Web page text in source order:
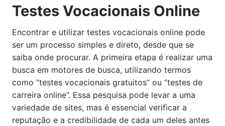
Testes Vocacionais Online
Encontrar e utilizar testes vocacionais online pode
ser um processo simples e direto, desde que se
saiba onde procurar. A primeira etapa é realizar uma
busca em motores de busca, utilizando termos
como “testes vocacionais gratuitos” ou “testes de
carreira online”. Essa pesquisa pode levar a uma
variedade de sites, mas é essencial verificar a
reputação e a credibilidade de cada um deles antes